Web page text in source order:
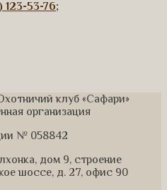
123-53-76;
клуб «Сафари»
организация
№ 058842
дом 9, строение
шоссе, д. 27, офис 90